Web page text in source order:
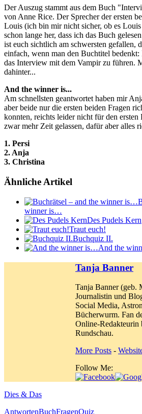
Der Auszug stammt aus dem Buch
von Anne Rice. Der Sprecher der ersten
Louis (ich bin mir nicht sicher, ob es
schon lange her, dass ich das Buch
ist euch sichtlich am schwersten gefallen,
einfach, wenn man den Buchtitel
das Interview mit dem Vampir zu führen.
dahinter...
And the winner is...
Am schnellsten geantwortet haben mir
aber beide nur die ersten beiden Fragen
konnten, reichts leider nicht für den ersten
zwar mehr Zeit gelassen, dafür aber alles
1. Persi
2. Anja
3. Christina
Ähnliche Artikel
winner is…
Des Pudels Kern
Traut euch!
Buchquiz II.
And the
Tanja Banner
Tanja Banner (geb.
Journalistin und
Social Media,
Bücherwurm. Fan
Online-Redakteurin
Rundschau.
More Posts -
Follow Me:
Dies & Das
AntwortenBuchFragenQuiz